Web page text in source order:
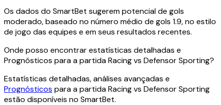
Os dados do SmartBet sugerem potencial de gols
moderado, baseado no número médio de gols 1.9, no estilo
de jogo das equipes e em seus resultados recentes.
Onde posso encontrar estatísticas detalhadas e
Prognósticos para a partida Racing vs Defensor Sporting?
Estatísticas detalhadas, análises avançadas e
Prognósticos para a partida Racing vs Defensor Sporting
estão disponíveis no SmartBet.